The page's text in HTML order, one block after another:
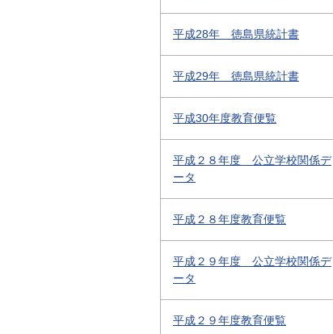
平成28年 徳島県統計書
平成29年 徳島県統計書
平成30年度教育便覧
平成２８年度 公立学校関係デ
ータ
平成２８年度教育便覧
平成２９年度 公立学校関係デ
ータ
平成２９年度教育便覧